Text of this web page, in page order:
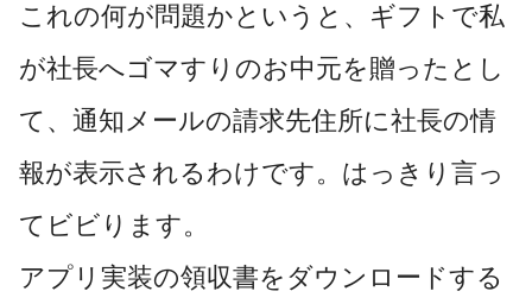
これの何が問題かというと、ギフトで私
が社長へゴマすりのお中元を贈ったとし
て、通知メールの請求先住所に社長の情
報が表示されるわけです。はっきり言っ
てビビります。
アプリ実装の領収書をダウンロードする